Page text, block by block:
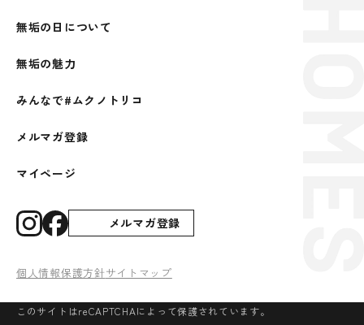
無垢の日について
無垢の魅力
みんなで#ムクノトリコ
メルマガ登録
マイページ
メルマガ登録
個人情報保護方針サイトマップ
このサイトはreCAPTCHAによって保護されています。